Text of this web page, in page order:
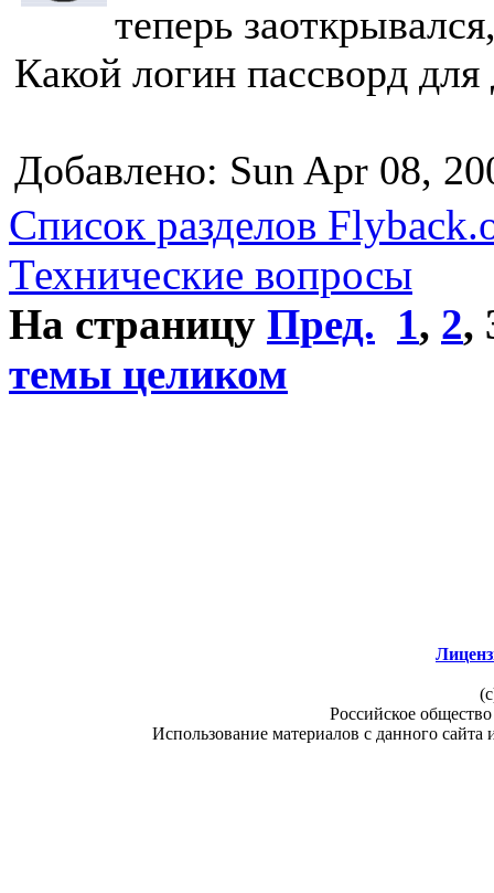
теперь
Какой логин пассворд для
Добавлено: Sun Apr 08,
Список разделов
Технические вопросы
На страницу Пред. 1, 2,
темы целиком
Российское
Использование материалов с данного